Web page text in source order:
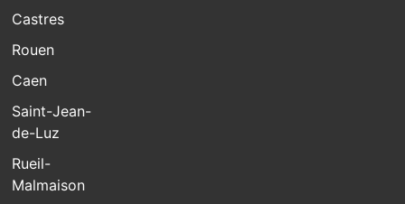
Castres
Rouen
Caen
Saint-Jean-
de-Luz
Rueil-
Malmaison